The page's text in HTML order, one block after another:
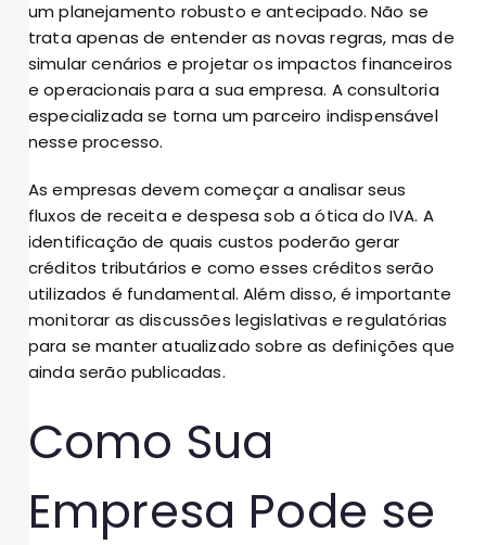
um planejamento robusto e antecipado. Não se
trata apenas de entender as novas regras, mas de
simular cenários e projetar os impactos financeiros
e operacionais para a sua empresa. A consultoria
especializada se torna um parceiro indispensável
nesse processo.
As empresas devem começar a analisar seus
fluxos de receita e despesa sob a ótica do IVA. A
identificação de quais custos poderão gerar
créditos tributários e como esses créditos serão
utilizados é fundamental. Além disso, é importante
monitorar as discussões legislativas e regulatórias
para se manter atualizado sobre as definições que
ainda serão publicadas.
Como Sua
Empresa Pode se